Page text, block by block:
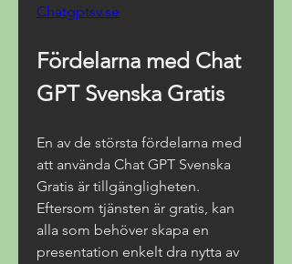
Chatgptsv.se
Fördelarna med Chat
GPT Svenska Gratis
En av de största fördelarna med
att använda Chat GPT Svenska
Gratis är tillgängligheten.
Eftersom tjänsten är gratis, kan
alla som behöver skapa en
presentation enkelt dra nytta av